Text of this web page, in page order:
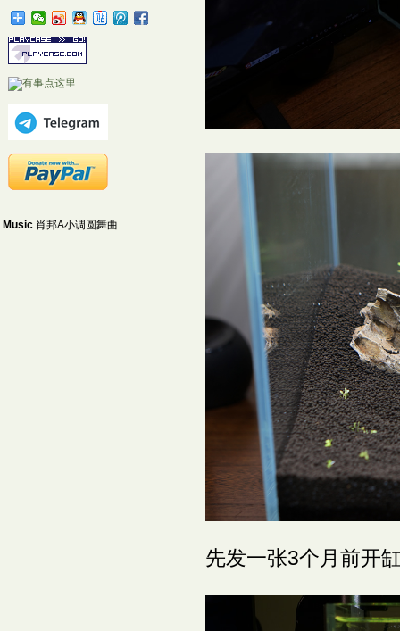
先发一张3个月前开
Music 肖邦A小调圆舞曲